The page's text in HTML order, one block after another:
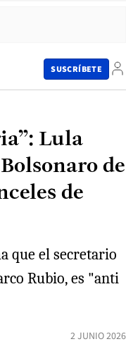
SUSCRÍBETE
Lula
de
de
que el secretario
Rubio, es "anti
2 JUNIO 2026